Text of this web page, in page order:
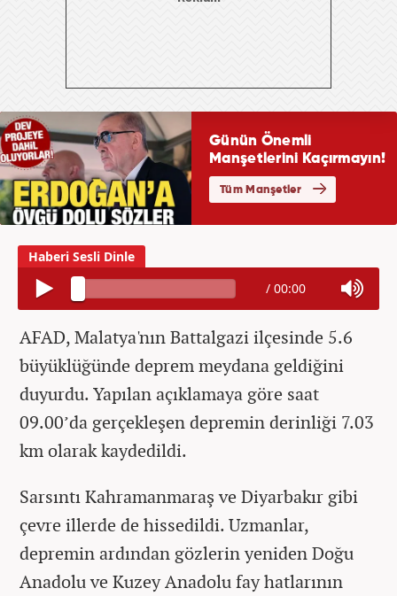
/ 00:00
AFAD, Malatya'nın Battalgazi ilçesinde 5.6
büyüklüğünde deprem meydana geldiğini
duyurdu. Yapılan açıklamaya göre saat
09.00’da gerçekleşen depremin derinliği 7.03
km olarak kaydedildi.
Sarsıntı Kahramanmaraş ve Diyarbakır gibi
çevre illerde de hissedildi. Uzmanlar,
depremin ardından gözlerin yeniden Doğu
Anadolu ve Kuzey Anadolu fay hatlarının